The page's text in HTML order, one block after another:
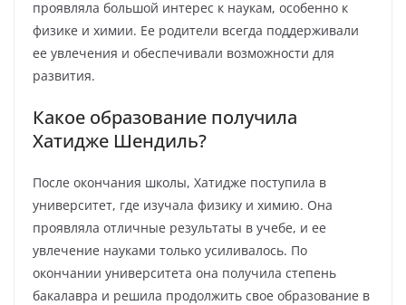
проявляла большой интерес к наукам, особенно к
физике и химии. Ее родители всегда поддерживали
ее увлечения и обеспечивали возможности для
развития.
Какое образование получила
Хатидже Шендиль?
После окончания школы, Хатидже поступила в
университет, где изучала физику и химию. Она
проявляла отличные результаты в учебе, и ее
увлечение науками только усиливалось. По
окончании университета она получила степень
бакалавра и решила продолжить свое образование в